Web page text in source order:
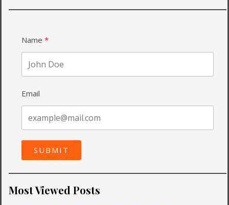
Name
Email
SUBMIT
Most Viewed Posts